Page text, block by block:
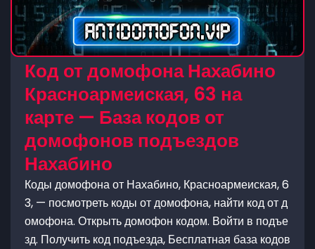
Код от домофона Нахабино
Красноармеиская, 63 на
карте — База кодов от
домофонов подъездов
Нахабино
Коды домофона от Нахабино, Красноармеиская, 6
3, — посмотреть коды от домофона, найти код от д
омофона. Открыть домофон кодом. Войти в подъе
зд. Получить код подъезда, Бесплатная база кодов